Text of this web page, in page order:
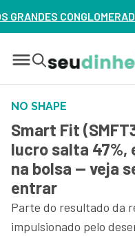
BRASIL? VEJA ERROS
NO SHAPE
Smart Fit
lucro salta 47%,
na bolsa — veja
entrar
Parte do resultado da
impulsionado pelo